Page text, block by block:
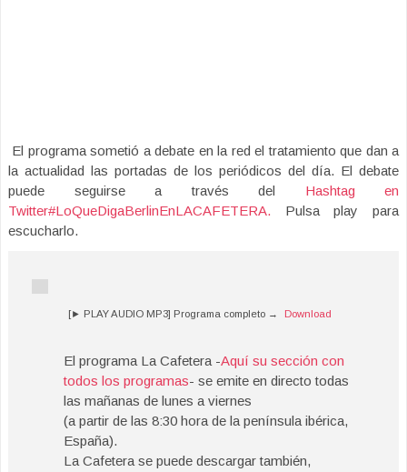
El programa sometió a debate en la red el tratamiento que dan a
la actualidad las portadas de los periódicos del día. El debate
puede seguirse a través del Hashtag en
Twitter#LoQueDigaBerlinEnLACAFETERA. Pulsa play para
escucharlo.
[► PLAY AUDIO MP3] Programa completo → Download
El programa La Cafetera -Aquí su sección con
todos los programas- se emite en directo todas
las mañanas de lunes a viernes
(a partir de las 8:30 hora de la península ibérica,
España).
La Cafetera se puede descargar también,